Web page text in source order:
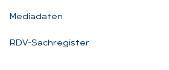
Mediadaten
RDV-Sachregister